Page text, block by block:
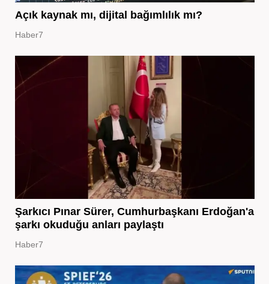
Açık kaynak mı, dijital bağımlılık mı?
Haber7
Şarkıcı Pınar Sürer, Cumhurbaşkanı Erdoğan'a
şarkı okuduğu anları paylaştı
Haber7